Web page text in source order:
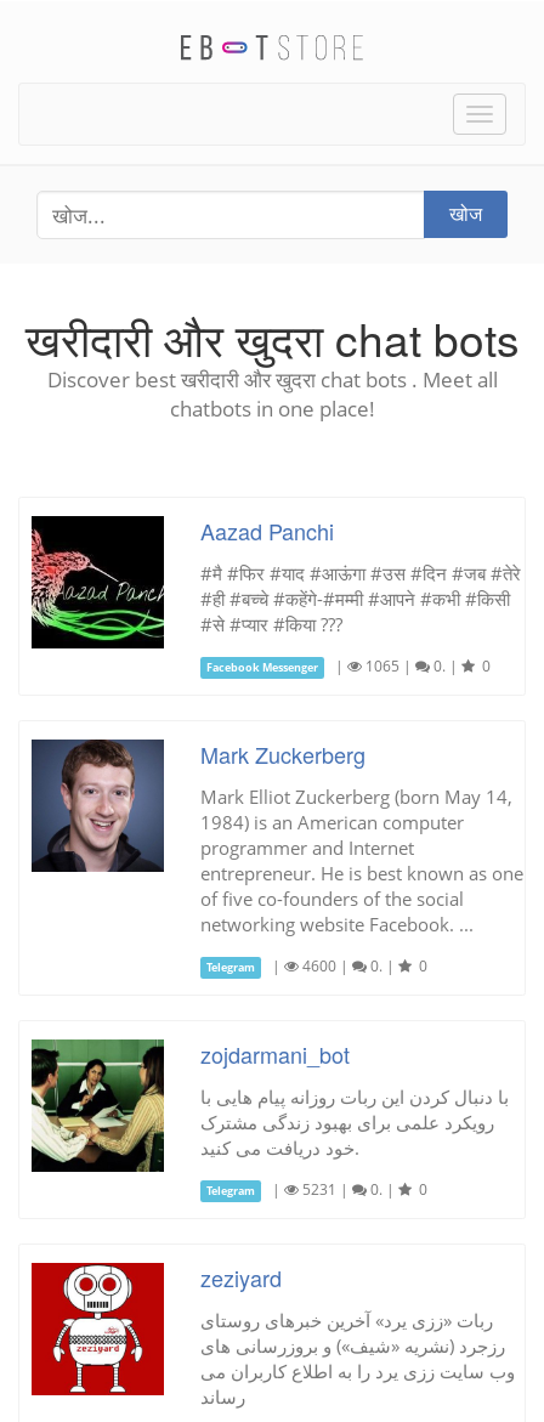
Toggle
खोज
खरीदारी और खुदरा chat bots
Discover best खरीदारी और खुदरा chat bots . Meet all
chatbots in one place!
Aazad Panchi
#मै #फिर #याद #आऊंगा #उस #दिन #जब #तेरे
#ही #बच्चे #कहेंगे-#मम्मी #आपने #कभी #किसी
#से #प्यार #किया ???
Facebook Messenger | 1065 | 0. | 0
Mark Zuckerberg
Mark Elliot Zuckerberg (born May 14,
1984) is an American computer
programmer and Internet
entrepreneur. He is best known as one
of five co-founders of the social
networking website Facebook. ...
Telegram | 4600 | 0. | 0
zojdarmani_bot
با دنبال کردن این ربات روزانه پیام هایی با
رویکرد علمی برای بهبود زندگی مشترک
خود دریافت می کنید.
Telegram | 5231 | 0. | 0
zeziyard
ربات «ززی یرد» آخرین خبرهای روستای
رزجرد (نشریه «شیف») و بروزرسانی های
وب سایت ززی یرد را به اطلاع کاربران می
رساند